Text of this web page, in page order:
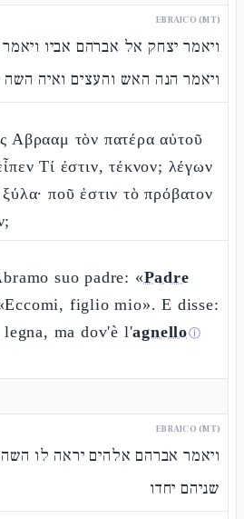
EBRAICO (MT)
ויאמר יצחק אל אברהם אביו ויאמר
ויאמר הנה האש והעצים ואיה
Αβρααμ τὸν πατέρα αὐτοῦ
Τί ἐστιν, τέκνον; λέγων
ποῦ ἐστιν τὸ πρόβατον
suo padre: «Padre
figlio mio». E disse:
ma dov'è l'agnelloⓘ
EBRAICO (MT)
ויאמר אברהם אלהים יראה לו השה
שניהם יחדו